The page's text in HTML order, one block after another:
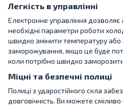
Легкість в управлінні
Електронне управління
необхідні параметри роботи
швидко змінити температуру
заморожування, якщо це буде
коли потрібно швидко
Міцні та безпечні полиці
Полиці з ударостійкого скла
довговічність. Ви можете